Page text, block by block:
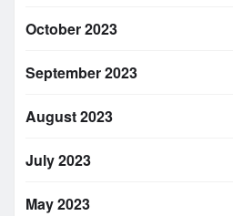
October 2023
September 2023
August 2023
July 2023
May 2023